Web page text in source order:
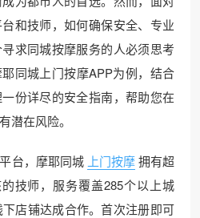
和技师，如何确保安全、专业
求同城按摩服务的人必须思考
同城上门按摩APP为例，结合
份详尽的安全指南，帮助您在
潜在风险。
台，摩耶同城 上门按摩拥有超
技师，服务覆盖285个以上城
店铺达成合作。首次注册即可